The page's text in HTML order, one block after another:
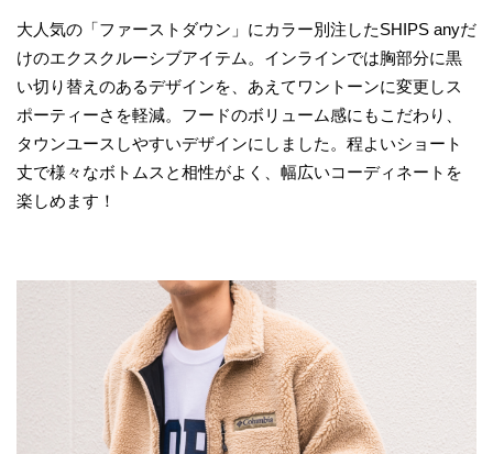
大人気の「ファーストダウン」にカラー別注したSHIPS anyだ
けのエクスクルーシブアイテム。インラインでは胸部分に黒
い切り替えのあるデザインを、あえてワントーンに変更しス
ポーティーさを軽減。フードのボリューム感にもこだわり、
タウンユースしやすいデザインにしました。程よいショート
丈で様々なボトムスと相性がよく、幅広いコーディネートを
楽しめます！